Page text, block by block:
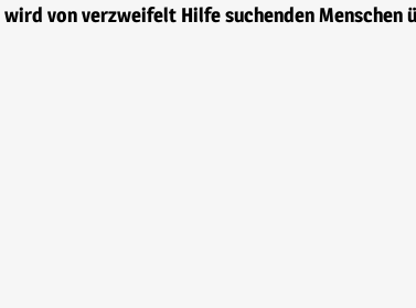
von verzweifelt Hilfe suchenden Menschen